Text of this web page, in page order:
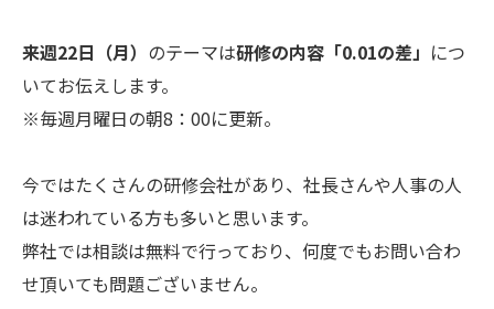
来週22日（月） のテーマは研修の内容 「0.01の差」 につ
いてお伝えします。
※毎週月曜日の朝8：00に更新。
今ではたくさんの研修会社があり、社長さんや人事の人
は迷われている方も多いと思います。
弊社では相談は無料で行っており、何度でもお問い合わ
せ頂いても問題ございません。